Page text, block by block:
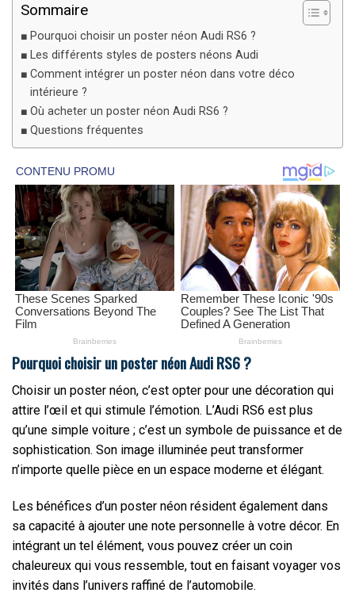
Sommaire
Pourquoi choisir un poster néon Audi RS6 ?
Les différents styles de posters néons Audi
Comment intégrer un poster néon dans votre déco
intérieure ?
Où acheter un poster néon Audi RS6 ?
Questions fréquentes
Pourquoi choisir un poster néon Audi RS6 ?
Choisir un poster néon, c’est opter pour une décoration qui
attire l’œil et qui stimule l’émotion. L’Audi RS6 est plus
qu’une simple voiture ; c’est un symbole de puissance et de
sophistication. Son image illuminée peut transformer
n’importe quelle pièce en un espace moderne et élégant.
Les bénéfices d’un poster néon résident également dans
sa capacité à ajouter une note personnelle à votre décor. En
intégrant un tel élément, vous pouvez créer un coin
chaleureux qui vous ressemble, tout en faisant voyager vos
invités dans l’univers raffiné de l’automobile.